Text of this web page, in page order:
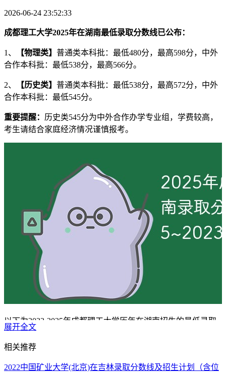
2026-06-24 23:52:33
成都理工大学2025年在湖南最低录取分数线已公布：
1、 【物理类】 普通类本科批：最低480分，最高598分，中外
合作本科批：最低538分，最高566分。
2、 【历史类】 普通类本科批：最低538分，最高572分，中外
合作本科批：最低545分。
重要提醒： 历史类545分为中外合作办学专业组，学费较高，
考生请结合家庭经济情况谨慎报考。
以下为2023-2025年成都理工大学历年在湖南招生的最低录取
分数线及位次，考生可参考最近三年趋势预测今年湖南高考多
少分能上成都理工大学。
一、成都理工大学近三年在湖南录取分数线概况
展开全文
相关推荐
2022中国矿业大学(北京)在吉林录取分数线及招生计划（含位